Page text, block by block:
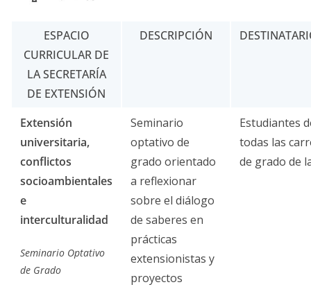
ESPACIO
CURRICULAR DE
LA SECRETARÍA
DE EXTENSIÓN
DESCRIPCIÓN
Extensión
universitaria,
conflictos
socioambientales
e
interculturalidad
Seminario Optativo
de Grado
Seminario
optativo de
grado orientado
a reflexionar
sobre el diálogo
de saberes en
prácticas
extensionistas y
proyectos
Estudiantes
todas las
de grado de